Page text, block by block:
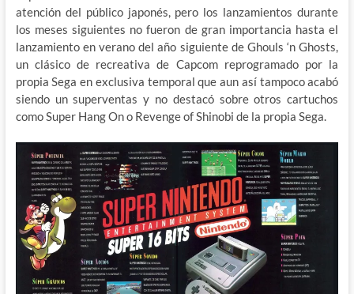
atención del público japonés, pero los lanzamientos durante
los meses siguientes no fueron de gran importancia hasta el
lanzamiento en verano del año siguiente de Ghouls ‘n Ghosts,
un clásico de recreativa de Capcom reprogramado por la
propia Sega en exclusiva temporal que aun así tampoco acabó
siendo un superventas y no destacó sobre otros cartuchos
como Super Hang On o Revenge of Shinobi de la propia Sega.